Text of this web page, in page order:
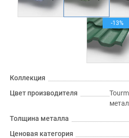
-13%
Коллекция
Цвет производителя
Толщина металла
Ценовая категория